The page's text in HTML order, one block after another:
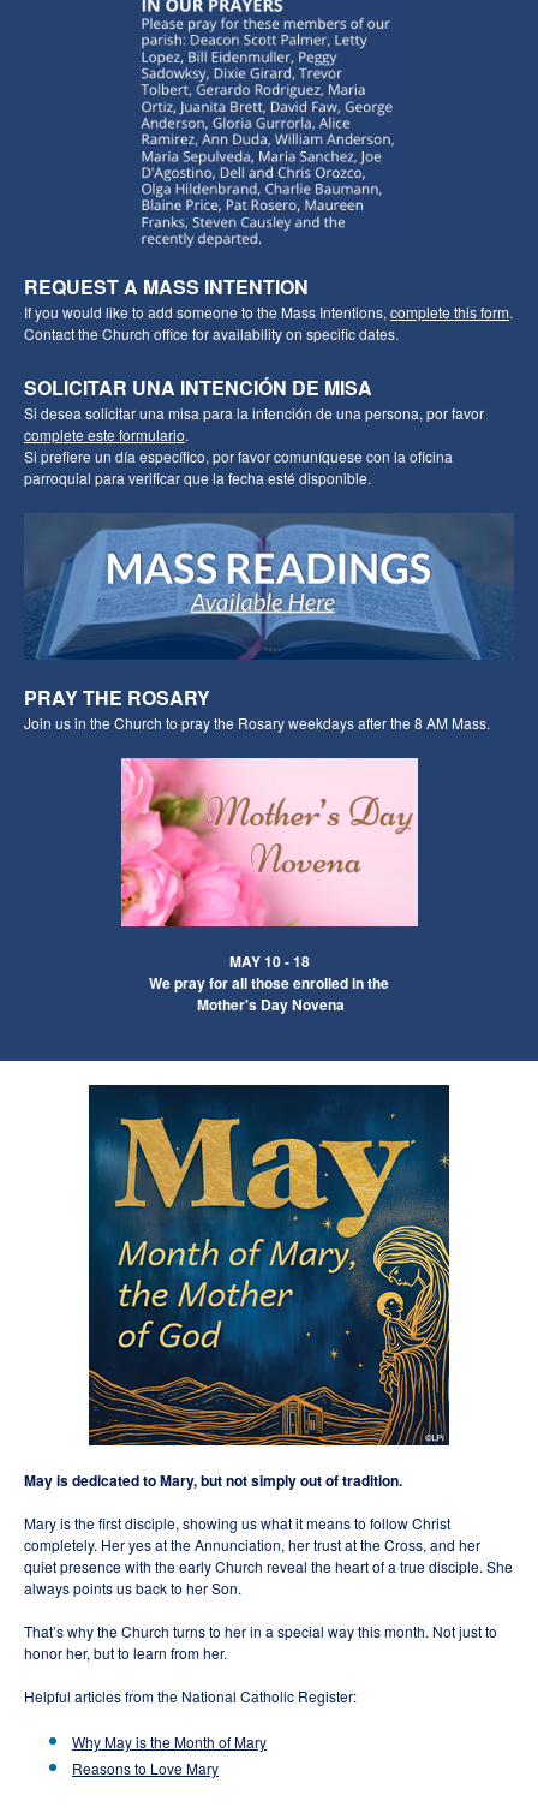
REQUEST A MASS INTENTION
If you would like to add someone to the Mass Intentions, complete this form.
Contact the Church office for availability on specific dates.
SOLICITAR UNA INTENCIÓN DE MISA
Si desea solicitar una misa para la intención de una persona, por favor
complete este formulario.
Si prefiere un día específico, por favor comuníquese con la oficina
parroquial para verificar que la fecha esté disponible.
PRAY THE ROSARY
Join us in the Church to pray the Rosary weekdaysafter the 8 AM Mass.
MAY 10 - 18
We pray for all those enrolled in the
Mother's Day Novena
May is dedicated to Mary, but not simply out oftradition.
Mary is the first disciple, showing us what it means to follow Christ
completely. Her yes at the Annunciation, her trust at the Cross, and her
quiet presence with the early Church reveal the heart of a true disciple. She
always points us back to her Son.
That’s why the Church turns to her in a special way this month. Not just to
honor her, but to learn from her.
Helpful articles from the National Catholic Register:
Why May is the Month of Mary
Reasons to Love Mary